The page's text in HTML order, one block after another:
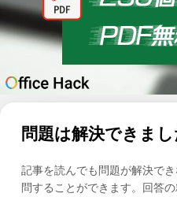
問題は解決できまし
記事を読んでも問題が解決で
問することができます。回答